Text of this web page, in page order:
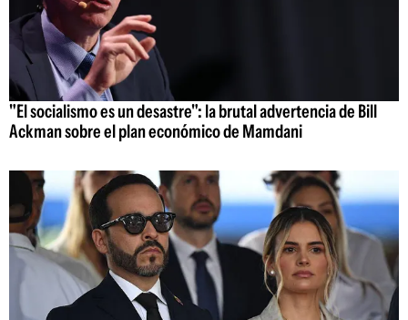
"El socialismo es un desastre": la brutal advertencia de Bill
Ackman sobre el plan económico de Mamdani